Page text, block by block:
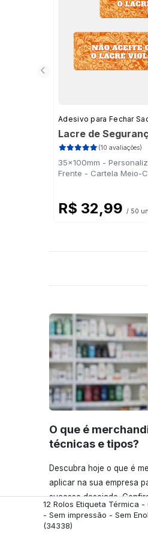
Adesivo para Fechar
Lacre de
(10 avaliações)
35x100mm -
Frente - Cartela Meio-
R$ 32,99 / 50
O que é
técnicas e tipos?
Descubra hoje o que é
aplicar na sua empresa
sucesso desejado.
mesmo!
12 Rolos Etiqueta Térmica
- Sem impressão - Sem
(34338)